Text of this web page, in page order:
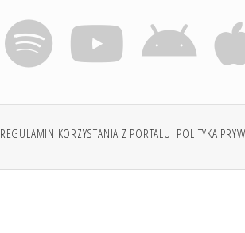
REGULAMIN KORZYSTANIA Z PORTALU POLITYKA